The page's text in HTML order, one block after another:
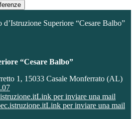
d’Istruzione Superiore “Cesare Balbo”
“Cesare Balbo”
1, 15033 Casale Monferrato (AL)
Link per inviare una mail
Link per inviare una mail